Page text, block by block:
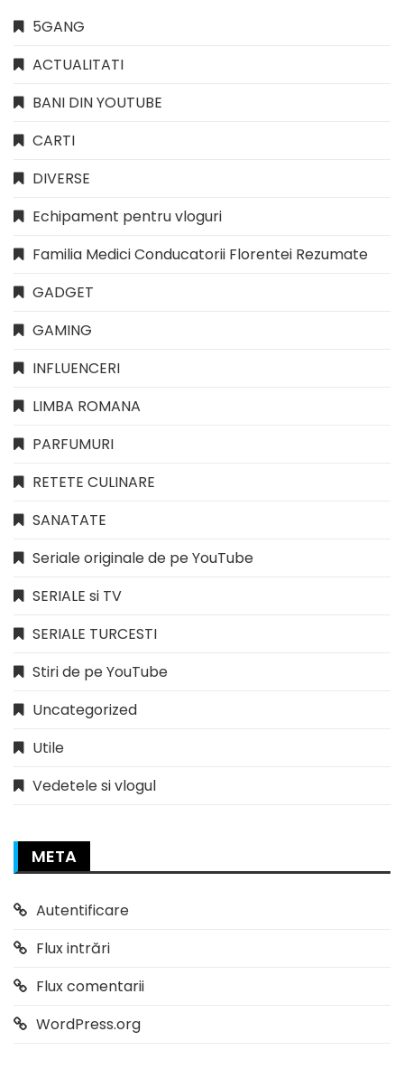
5GANG
ACTUALITATI
BANI DIN YOUTUBE
CARTI
DIVERSE
Echipament pentru vloguri
Familia Medici Conducatorii Florentei Rezumate
GADGET
GAMING
INFLUENCERI
LIMBA ROMANA
PARFUMURI
RETETE CULINARE
SANATATE
Seriale originale de pe YouTube
SERIALE si TV
SERIALE TURCESTI
Stiri de pe YouTube
Uncategorized
Utile
Vedetele si vlogul
META
Autentificare
Flux intrări
Flux comentarii
WordPress.org